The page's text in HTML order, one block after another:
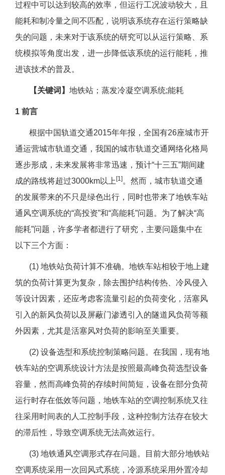
过程中可以达到较高的效率，但运行工况波动较大，且
能耗和制冷量之间不匹配，说明该系统存在运行策略缺
失的问题，未来对于该系统的研究可以从运行策略、系
统模拟等角度出发，进一步降低该系统的运行能耗，推
进该技术的普及。
【关键词】 地铁站；蒸发冷凝空调系统;能耗
1 前言
根据中国轨道交通2015年年报，全国有26座城市开
通运营城市轨道交通，我国的城市轨道交通网络化格局
逐步形成，未来发展将非常迅速，预计“十三五”期间建
成的路线将超过3000km以上 [1] 。然而，城市轨道交通
的发展带来的不只是绿色出行，同时也带来了地铁车站
通风空调系统的“高投资”和“高能耗”问题。为了解决“高
能耗”问题，许多学者都进行了研究，主要问题集中在
以下三个方面：
(1) 地铁站负荷计算不准确。地铁车站相较于地上建
筑的负荷计算更为复杂，除去围护结构传热、冷风侵入
等设计因素，还应考虑客流量引起的负荷变化，活塞风
引入的新风负荷以及屏蔽门渗透引入的隧道风负荷等额
外因素，尤其是活塞风对负荷的影响至关重要。
(2) 设备选型和系统控制策略问题。在我国，现有地
铁车站的空调系统设计方法是按照最高峰负荷选型设备
容量，然而高峰负荷的存续时间简短，设备在部分负荷
运行时存在低效等问题，地铁车站的空调控制系统又往
往采用时间表的人工控制手段，这种控制方法存在较大
的滞后性，导致空调系统无法高效运行。
(3) 地铁通风空调形式存在问题。目前大部分地铁站
空调系统采用一次回风式系统，冷源系统采用外置冷却